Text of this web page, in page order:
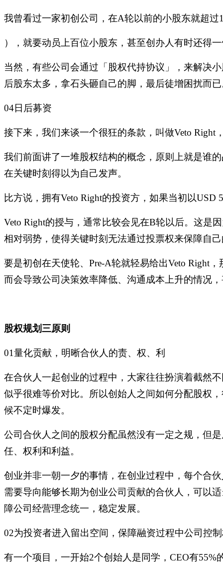
我曾看过一家初创公司，在A轮以前的小股东就超过
），就要动员上百位小股东，甚至创办人有时还得
当然，有些公司会通过「股权代持协议」，来解决
后股东太多，拿石头砸自己的脚，最后徒增困扰而
04日后募资
接下来，我们来谈一个很狂的条款，叫做Veto Right
我们前面讲了一堆股权结构的概念，原则上就是谁
在关键时刻得以为自己发声。
比方说，拥有Veto Right的投资方，如果当初以
Veto Right的授与，通常比较会见在B轮以后。这是
相对弱势，使得关键时刻无法通过投票权来保障自
要是初创在天使轮、 Pre-A轮就轻易给出Veto Right
而会导致公司决策效率降低、沟通成本上升的情况
股权规划三原则
01量化贡献，明晰合伙人的责、权、利
在合伙人一起创业的过程中，大家往往扮演着截然
似乎很难等价对比。所以创始人之间如何分配股权
候不定时爆发。
公司合伙人之间的股权分配虽然没有一定之规，但
任、权利和利益。
创业并非一朝一夕的事情，在创业过程中，每个合
需要导向能够长期为创业公司贡献的合伙人，可以
障公司经营理念统一，稳定发展。
02为投资者进入留出空间，保障融资过程中公司控
有一个项目，一开始2个创始人是同学，CEO有55%